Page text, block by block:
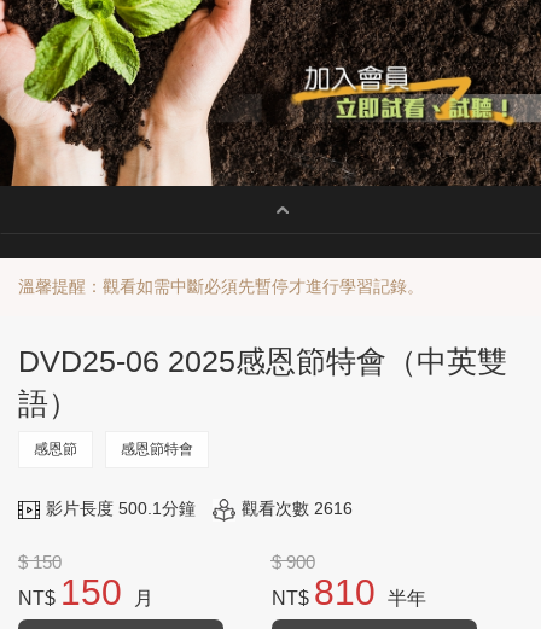
溫馨提醒：觀看如需中斷必須先暫停才進行學習記錄。
DVD25-06 2025感恩節特會（中英雙
語）
感恩節 感恩節特會
影片長度 500.1分鐘 觀看次數 2616
$ 150
NT$ 150 月
$ 900
NT$ 810 半年